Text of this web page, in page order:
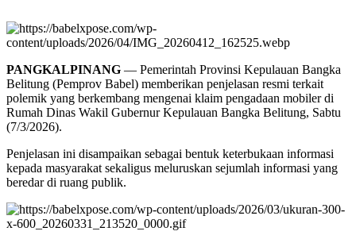
PANGKALPINANG — Pemerintah Provinsi Kepulauan Bangka
Belitung (Pemprov Babel) memberikan penjelasan resmi terkait
polemik yang berkembang mengenai klaim pengadaan mobiler di
Rumah Dinas Wakil Gubernur Kepulauan Bangka Belitung, Sabtu
(7/3/2026).
Penjelasan ini disampaikan sebagai bentuk keterbukaan informasi
kepada masyarakat sekaligus meluruskan sejumlah informasi yang
beredar di ruang publik.